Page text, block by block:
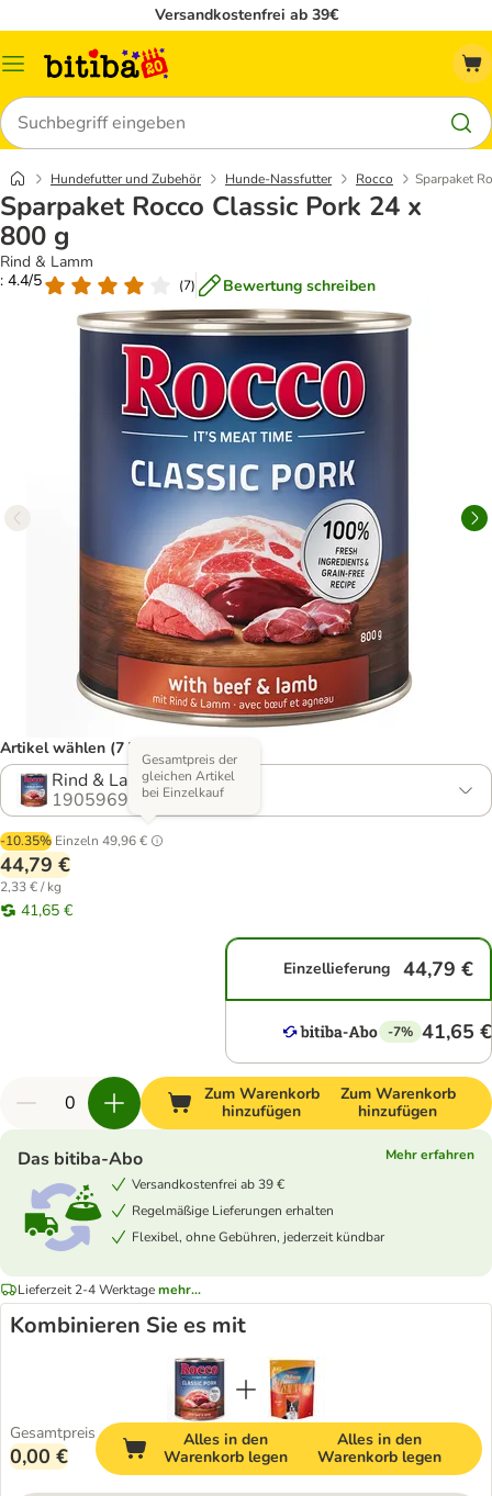
Versandkostenfrei ab 39€
Menü
Suchen
Hundefutter und Zubehör Hunde-Nassfutter Rocco Sparpaket
Sparpaket Rocco Classic Pork 24 x
800 g
Rind & Lamm
: 4.4/5
(7) Bewertung schreiben
Artikel wählen (7 Varianten)
Rind & Lamm
1905969.0
-10.35% Einzeln 49,96 €
Gesamtpreis der
gleichen Artikel
bei Einzelkauf
44,79 €
2,33 € / kg
41,65 €
Einzellieferung 44,79 €
-7% 41,65 €
Zum Warenkorb
hinzufügen
Zum Warenkorb
hinzufügen
Das bitiba-Abo
Mehr erfahren
Versandkostenfrei ab 39 €
Regelmäßige Lieferungen erhalten
Flexibel, ohne Gebühren, jederzeit kündbar
Lieferzeit 2-4 Werktagemehr...
Kombinieren Sie es mit
Gesamtpreis
0,00 €
Alles in den
Warenkorb legen
Alles in den
Warenkorb legen